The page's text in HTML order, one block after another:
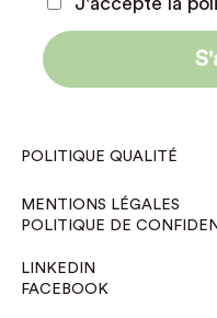
POLITIQUE QUALITÉ
MENTIONS LÉGALES
POLITIQUE DE
LINKEDIN
FACEBOOK